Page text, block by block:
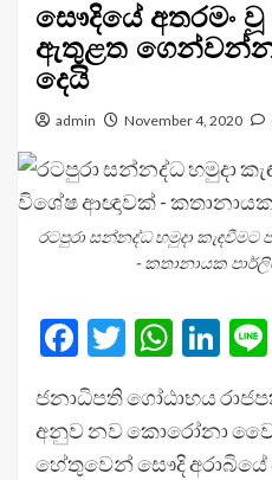
සෞදියේ අතරමං වූ
ඇතුළත
දෙයි
admin November 4, 2020
රටපුරා සන්නද්ධ හමුදා
- කතානායක
Facebook
Twitter
ජනාධිපති ගෝඨාභය
අනුව නව කොරෝනා
හේතුවෙන් සෞදි